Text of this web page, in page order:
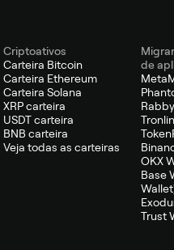
Criptoativos
Carteira Bitcoin
Carteira Ethereum
Carteira Solana
XRP carteira
USDT carteira
BNB carteira
Veja todas as carteiras
de
OKX
Base
Trust